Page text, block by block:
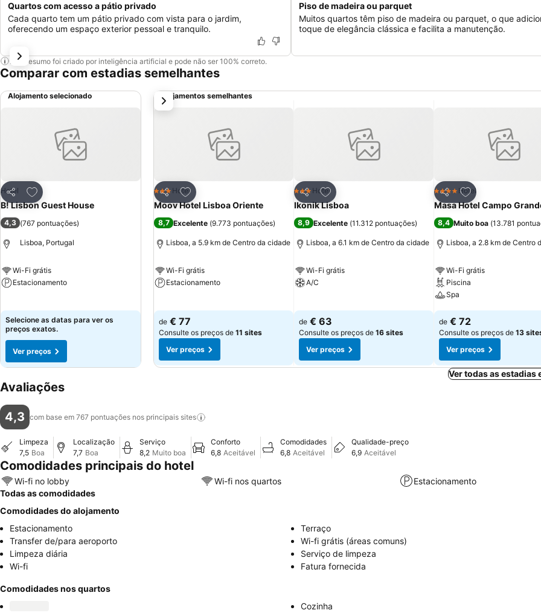
Quartos com acesso a pátio privado
Cada quarto tem um pátio privado com vista para o jardim,
oferecendo um espaço exterior pessoal e tranquilo.
Piso de madeira ou parquet
Muitos quartos têm piso de madeira ou parquet, o que
toque de elegância clássica e facilita a manutenção.
Este resumo foi criado por inteligência artificial e pode não ser 100% correto.
Comparar com estadias semelhantes
Alojamento selecionado
Partilhar
Adicionar aos favoritos
Hotel
B! Lisbon Guest House
4,3 (767 pontuações)
Lisboa, Portugal
Wi-Fi grátis
Estacionamento
Selecione as datas para ver os
preços exatos.
Ver preços
Alojamentos semelhantes
Partilhar
Adicionar aos favoritos
3 Estrelas
Hotel
Moov Hotel Lisboa Oriente
8,7 Excelente (9.773 pontuações)
Lisboa, a 5.9 km de Centro da cidade
Wi-Fi grátis
Estacionamento
de € 77
Consulte os preços de 11 sites
Ver preços
Partilhar
Adicionar aos favoritos
3 Estrelas
Hotel
Ikonik Lisboa
8,9 Excelente (11.312 pontuações)
Lisboa, a 6.1 km de Centro da cidade
Wi-Fi grátis
A/C
de € 63
Consulte os preços de 16 sites
Ver preços
Partilhar
Adicionar aos
4 EstrelasHotel
Masa Hotel Campo
8,4 Muito boa (13.781
Lisboa, a 2.8 km de Centro
Wi-Fi grátis
Piscina
Spa
Ver preços
de € 72
Consulte os preços de 13
Ver preços
próximo
Ver todas as estadias
Avaliações
4,3 com base em 767 pontuações nos principais sites
Limpeza
7,5 Boa
Localização
7,7 Boa
Serviço
8,2 Muito boa
Conforto
6,8 Aceitável
Comodidades
6,8 Aceitável
Qualidade-preço
6,9 Aceitável
Comodidades principais do hotel
Wi-fi no lobby Wi-fi nos quartos
Estacionamento
Todas as comodidades
Comodidades do alojamento
Estacionamento
Terraço
Transfer de/para aeroporto
Wi-fi grátis (áreas comuns)
Limpeza diária
Serviço de limpeza
Wi-fi
Fatura fornecida
Comodidades nos quartos
Cozinha